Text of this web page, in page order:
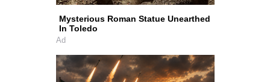
Mysterious Roman Statue Unearthed
In Toledo
Ad